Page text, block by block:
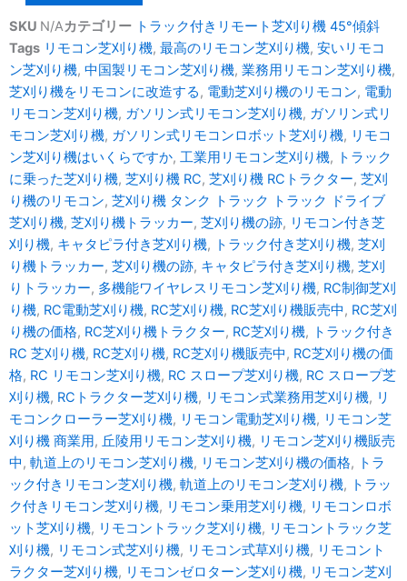
で
き
ま
す
で
き
ま
す
あ
り
ま
す。
オ
プ
シ
ョ
ン
は
商
品
ペ
ー
ジ
か
ら
選
択
で
き
ま
す
り
ま
す。
オ
プ
シ
ョ
ン
は
商
品
ペ
ー
ジ
か
ら
選
択
で
き
ま
す
SKU N/Aカテゴリー トラック付きリモート芝刈り機 45°傾斜
Tags リモコン芝刈り機, 最高のリモコン芝刈り機, 安いリモコ
ン芝刈り機, 中国製リモコン芝刈り機, 業務用リモコン芝刈り機,
芝刈り機をリモコンに改造する, 電動芝刈り機のリモコン, 電動
リモコン芝刈り機, ガソリン式リモコン芝刈り機, ガソリン式リ
モコン芝刈り機, ガソリン式リモコンロボット芝刈り機, リモコ
ン芝刈り機はいくらですか, 工業用リモコン芝刈り機, トラック
に乗った芝刈り機, 芝刈り機 RC, 芝刈り機 RCトラクター, 芝刈
り機のリモコン, 芝刈り機 タンク トラック トラック ドライブ
芝刈り機, 芝刈り機トラッカー, 芝刈り機の跡, リモコン付き芝
刈り機, キャタピラ付き芝刈り機, トラック付き芝刈り機, 芝刈
り機トラッカー, 芝刈り機の跡, キャタピラ付き芝刈り機, 芝刈
りトラッカー, 多機能ワイヤレスリモコン芝刈り機, RC制御芝刈
り機, RC電動芝刈り機, RC芝刈り機, RC芝刈り機販売中, RC芝刈
り機の価格, RC芝刈り機トラクター, RC芝刈り機, トラック付き
RC 芝刈り機, RC芝刈り機, RC芝刈り機販売中, RC芝刈り機の価
格, RC リモコン芝刈り機, RC スロープ芝刈り機, RC スロープ芝
刈り機, RCトラクター芝刈り機, リモコン式業務用芝刈り機, リ
モコンクローラー芝刈り機, リモコン電動芝刈り機, リモコン芝
刈り機 商業用, 丘陵用リモコン芝刈り機, リモコン芝刈り機販売
中, 軌道上のリモコン芝刈り機, リモコン芝刈り機の価格, トラ
ック付きリモコン芝刈り機, 軌道上のリモコン芝刈り機, トラッ
ク付きリモコン芝刈り機, リモコン乗用芝刈り機, リモコンロボ
ット芝刈り機, リモコントラック芝刈り機, リモコントラック芝
刈り機, リモコン式芝刈り機, リモコン式草刈り機, リモコント
ラクター芝刈り機, リモコンゼロターン芝刈り機, リモコン芝刈